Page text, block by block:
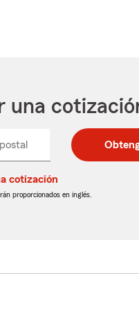
una
postal
de
postal
de
cotización
proporcionados en inglés.